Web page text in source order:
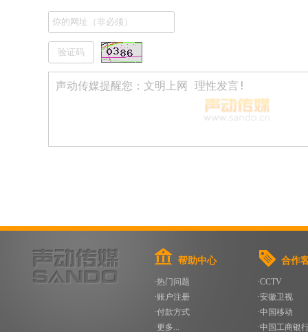
帮助中心
·热门问题
·账户注册
·付款方式
·更多...
合作
·CCTV
·安徽卫视
·中国移动
·中国工商银